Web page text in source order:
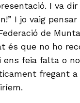
I va dir
I jo vaig pensar
de
és que no ho
feia falta o
fregant a